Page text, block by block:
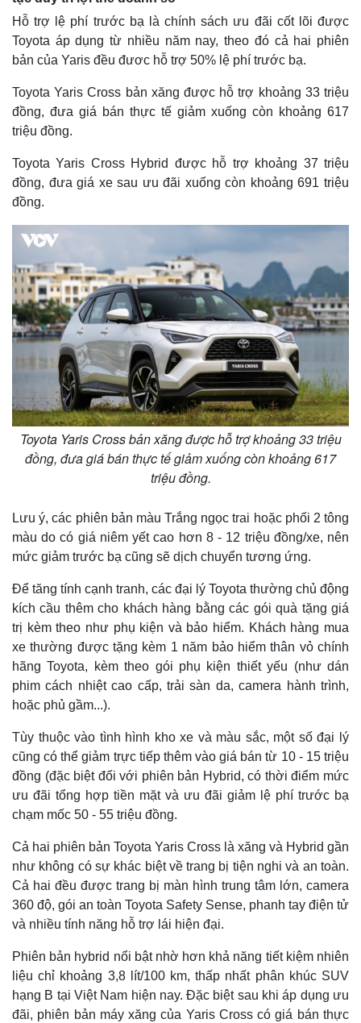
Thể thao
Bóng đá
Lịch thi đấu bóng đá
Thế giới thể thao
eSports
Hậu trường
Ô tô - Xe máy
Ô tô
Xe máy
Tư vấn
Hỗ trợ lệ phí trước bạ là chính sách ưu đãi cốt lõi được
Toyota áp dụng từ nhiều năm nay, theo đó cả hai phiên
bản của Yaris đều đươc hỗ trợ 50% lệ phí trước bạ.
Toyota Yaris Cross bản xăng được hỗ trợ khoảng 33 triệu
đồng, đưa giá bán thực tế giảm xuống còn khoảng 617
triệu đồng.
Toyota Yaris Cross Hybrid được hỗ trợ khoảng 37 triệu
đồng, đưa giá xe sau ưu đãi xuống còn khoảng 691 triệu
đồng.
Toyota Yaris Cross bản xăng được hỗ trợ khoảng 33 triệu
đồng, đưa giá bán thực tế giảm xuống còn khoảng 617
triệu đồng.
Lưu ý, các phiên bản màu Trắng ngọc trai hoặc phối 2 tông
màu do có giá niêm yết cao hơn 8 - 12 triệu đồng/xe, nên
mức giảm trước bạ cũng sẽ dịch chuyển tương ứng.
Để tăng tính cạnh tranh, các đại lý Toyota thường chủ động
kích cầu thêm cho khách hàng bằng các gói quà tặng giá
trị kèm theo như phụ kiện và bảo hiểm. Khách hàng mua
xe thường được tặng kèm 1 năm bảo hiểm thân vỏ chính
hãng Toyota, kèm theo gói phụ kiện thiết yếu (như dán
phim cách nhiệt cao cấp, trải sàn da, camera hành trình,
hoặc phủ gầm...).
Tùy thuộc vào tình hình kho xe và màu sắc, một số đại lý
cũng có thể giảm trực tiếp thêm vào giá bán từ 10 - 15 triệu
đồng (đặc biệt đối với phiên bản Hybrid, có thời điểm mức
ưu đãi tổng hợp tiền mặt và ưu đãi giảm lệ phí trước bạ
chạm mốc 50 - 55 triệu đồng.
Cả hai phiên bản Toyota Yaris Cross là xăng và Hybrid gần
như không có sự khác biệt về trang bị tiện nghi và an toàn.
Cả hai đều được trang bị màn hình trung tâm lớn, camera
360 độ, gói an toàn Toyota Safety Sense, phanh tay điện tử
và nhiều tính năng hỗ trợ lái hiện đại.
Phiên bản hybrid nổi bật nhờ hơn khả năng tiết kiệm nhiên
liệu chỉ khoảng 3,8 lít/100 km, thấp nhất phân khúc SUV
hạng B tại Việt Nam hiện nay. Đặc biệt sau khi áp dụng ưu
đãi, phiên bản máy xăng của Yaris Cross có giá bán thực